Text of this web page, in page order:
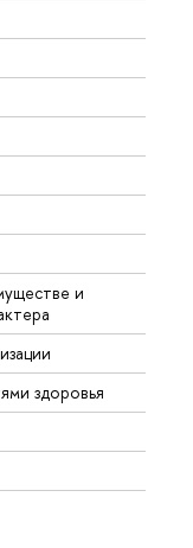
и
здоровья